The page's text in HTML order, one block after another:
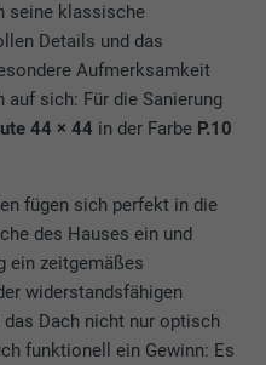
seine klassische
Details und das
Aufmerksamkeit
sich: Für die Sanierung
44 × 44 in der Farbe P.10
fügen sich perfekt in die
des Hauses ein und
ein zeitgemäßes
widerstandsfähigen
Dach nicht nur optisch
funktionell ein Gewinn: Es